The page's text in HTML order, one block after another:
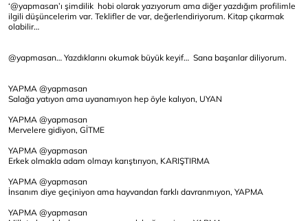
‘@yapmasan’ı şimdilik hobi olarak yazıyorum ama diğer yazdığım profilimle
ilgili düşüncelerim var. Teklifler de var, değerlendiriyorum. Kitap çıkarmak
olabilir…
@yapmasan… Yazdıklarını okumak büyük keyif… Sana başarılar diliyorum.
YAPMA @yapmasan
Salağa yatıyon ama uyanamıyon hep öyle kalıyon, UYAN
YAPMA @yapmasan
Mervelere gidiyon, GİTME
YAPMA @yapmasan
Erkek olmakla adam olmayı karıştırıyon, KARIŞTIRMA
YAPMA @yapmasan
İnsanım diye geçiniyon ama hayvandan farklı davranmıyon, YAPMA
YAPMA @yapmasan